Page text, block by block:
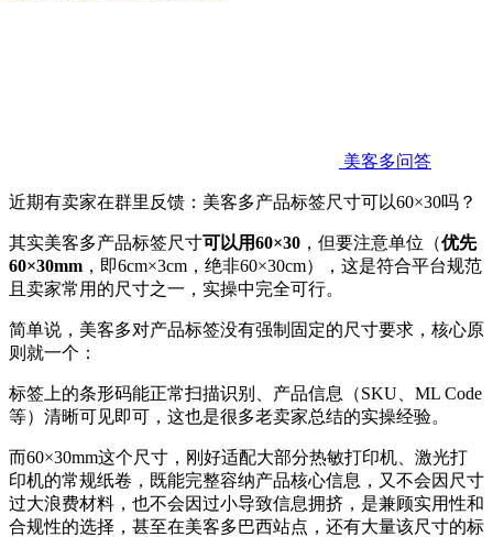
美客多问答
近期有卖家在群里反馈：美客多产品标签尺寸可以60×30吗？
其实美客多产品标签尺寸可以用60×30 ，但要注意单位（优先
60×30mm ，即6cm×3cm，绝非60×30cm），这是符合平台规范
且卖家常用的尺寸之一，实操中完全可行。
简单说，美客多对产品标签没有强制固定的尺寸要求，核心原
则就一个：
标签上的条形码能正常扫描识别、产品信息（SKU、ML Code
等）清晰可见即可，这也是很多老卖家总结的实操经验。
而60×30mm这个尺寸，刚好适配大部分热敏打印机、激光打
印机的常规纸卷，既能完整容纳产品核心信息，又不会因尺寸
过大浪费材料，也不会因过小导致信息拥挤，是兼顾实用性和
合规性的选择，甚至在美客多巴西站点，还有大量该尺寸的标